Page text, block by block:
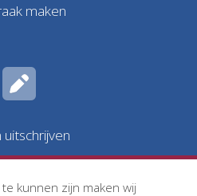
maken
uitschrijven
kunnen zijn maken wij